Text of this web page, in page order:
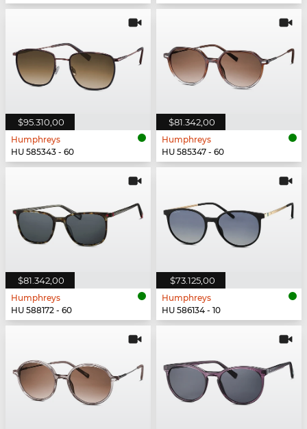
$95.310,00
Humphreys
HU 585343 - 60
$81.342,00
Humphreys
HU 585347 - 60
$81.342,00
Humphreys
HU 588172 - 60
$73.125,00
Humphreys
HU 586134 - 10